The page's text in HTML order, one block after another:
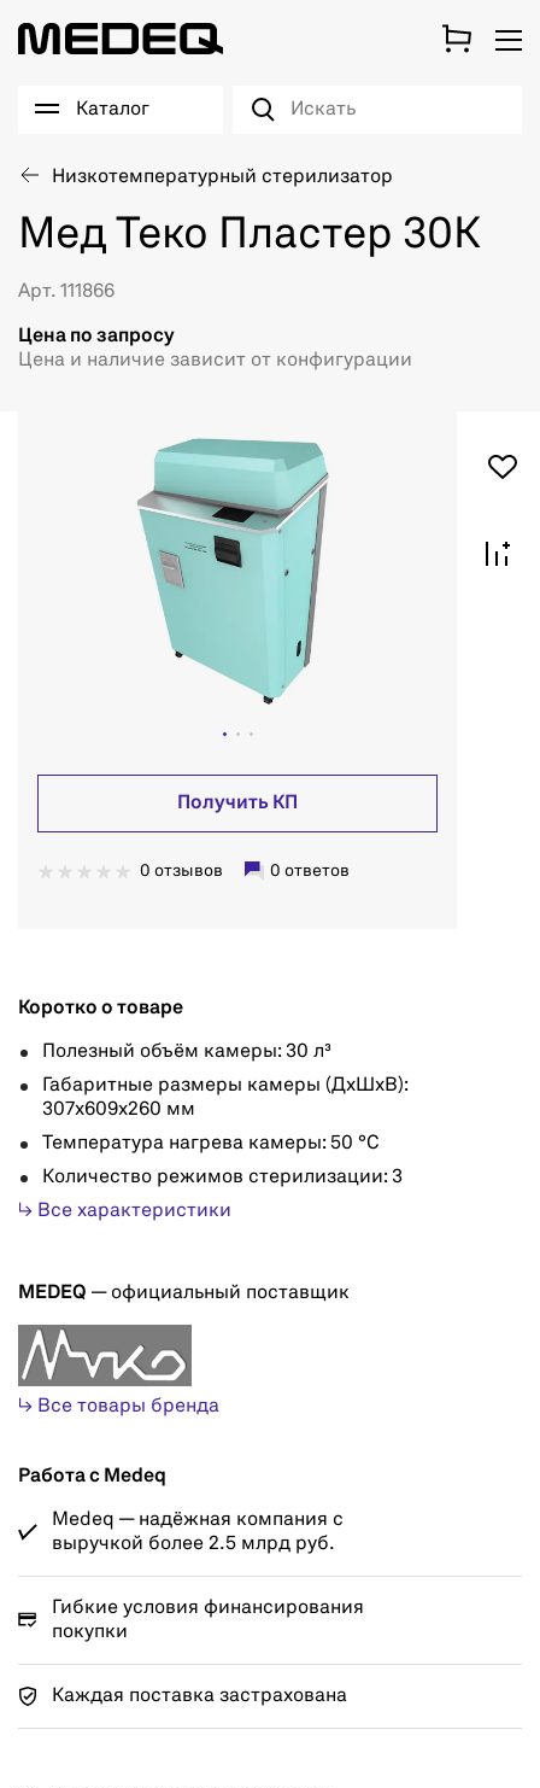
Каталог
Низкотемпературный стерилизатор
Мед Теко Пластер 30К
Арт. 111866
Цена по запросу
Цена и наличие зависит от конфигурации
Получить КП
0 отзывов 0 ответов
Коротко о товаре
Полезный объём камеры: 30 л³
Габаритные размеры камеры (ДхШхВ):
307х609х260 мм
Температура нагрева камеры: 50 °С
Количество режимов стерилизации: 3
↳ Все характеристики
MEDEQ — официальный поставщик
↳ Все товары бренда
Работа с Medeq
Medeq — надёжная компания с
выручкой более 2.5 млрд руб.
Гибкие условия финансирования
покупки
Каждая поставка застрахована